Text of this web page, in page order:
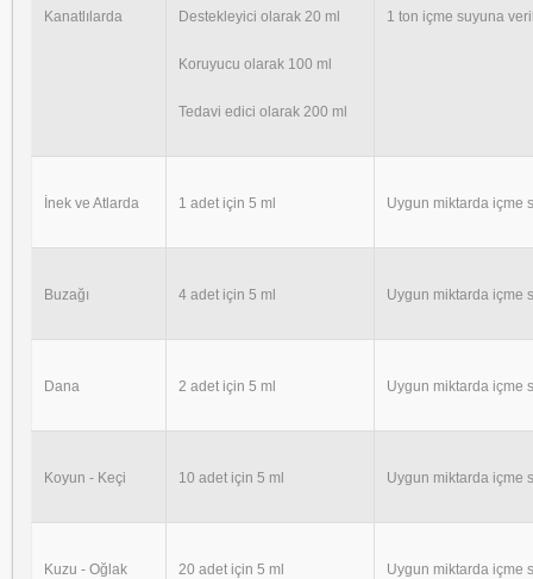
Kanatlılarda Destekleyici olarak 20 ml
Koruyucu olarak 100 ml
Tedavi edici olarak 200 ml
1 ton içme suyuna
İnek ve Atlarda 1 adet için 5 ml Uygun miktarda içme
Buzağı 4 adet için 5 ml Uygun miktarda içme
Dana 2 adet için 5 ml Uygun miktarda içme
Koyun - Keçi 10 adet için 5 ml Uygun miktarda içme
Kuzu - Oğlak 20 adet için 5 ml Uygun miktarda içme